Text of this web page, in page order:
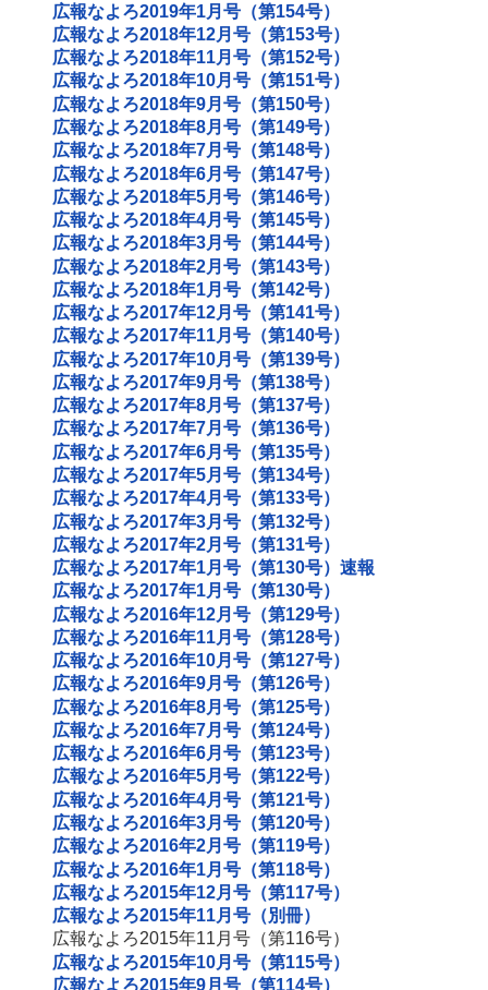
広報なよろ2019年1月号（第154号）
広報なよろ2018年12月号（第153号）
広報なよろ2018年11月号（第152号）
広報なよろ2018年10月号（第151号）
広報なよろ2018年9月号（第150号）
広報なよろ2018年8月号（第149号）
広報なよろ2018年7月号（第148号）
広報なよろ2018年6月号（第147号）
広報なよろ2018年5月号（第146号）
広報なよろ2018年4月号（第145号）
広報なよろ2018年3月号（第144号）
広報なよろ2018年2月号（第143号）
広報なよろ2018年1月号（第142号）
広報なよろ2017年12月号（第141号）
広報なよろ2017年11月号（第140号）
広報なよろ2017年10月号（第139号）
広報なよろ2017年9月号（第138号）
広報なよろ2017年8月号（第137号）
広報なよろ2017年7月号（第136号）
広報なよろ2017年6月号（第135号）
広報なよろ2017年5月号（第134号）
広報なよろ2017年4月号（第133号）
広報なよろ2017年3月号（第132号）
広報なよろ2017年2月号（第131号）
広報なよろ2017年1月号（第130号）速報
広報なよろ2017年1月号（第130号）
広報なよろ2016年12月号（第129号）
広報なよろ2016年11月号（第128号）
広報なよろ2016年10月号（第127号）
広報なよろ2016年9月号（第126号）
広報なよろ2016年8月号（第125号）
広報なよろ2016年7月号（第124号）
広報なよろ2016年6月号（第123号）
広報なよろ2016年5月号（第122号）
広報なよろ2016年4月号（第121号）
広報なよろ2016年3月号（第120号）
広報なよろ2016年2月号（第119号）
広報なよろ2016年1月号（第118号）
広報なよろ2015年12月号（第117号）
広報なよろ2015年11月号（別冊）
広報なよろ2015年11月号（第116号）
広報なよろ2015年10月号（第115号）
広報なよろ2015年9月号（第114号）